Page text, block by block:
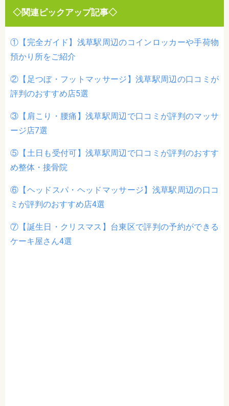
◇関連ピックアップ記事◇
①【完全ガイド】浅草駅周辺のコインロッカーや手荷物
預かり所をご紹介
②【足つぼ・フットマッサージ】浅草駅周辺の口コミが
評判のおすすめ店5選
③【肩こり・腰痛】浅草駅周辺で口コミが評判のマッサ
ージ店7選
⑤【土日も受付可】浅草駅周辺で口コミが評判のおすす
め整体・接骨院
⑥【ヘッドスパ・ヘッドマッサージ】浅草駅周辺の口コ
ミが評判のおすすめ店4選
⑦【誕生日・クリスマス】台東区で評判の予約ができる
ケーキ屋さん4選